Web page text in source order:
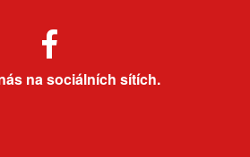
na sociálních sítích.